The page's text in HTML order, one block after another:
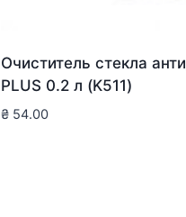
Очиститель стекла
PLUS 0.2 л (K511)
₴54.00